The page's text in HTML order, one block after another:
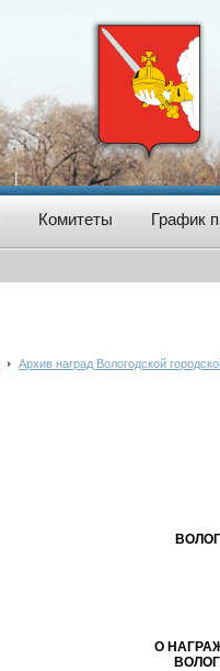
Комитеты График
Архив наград Вологодской
О